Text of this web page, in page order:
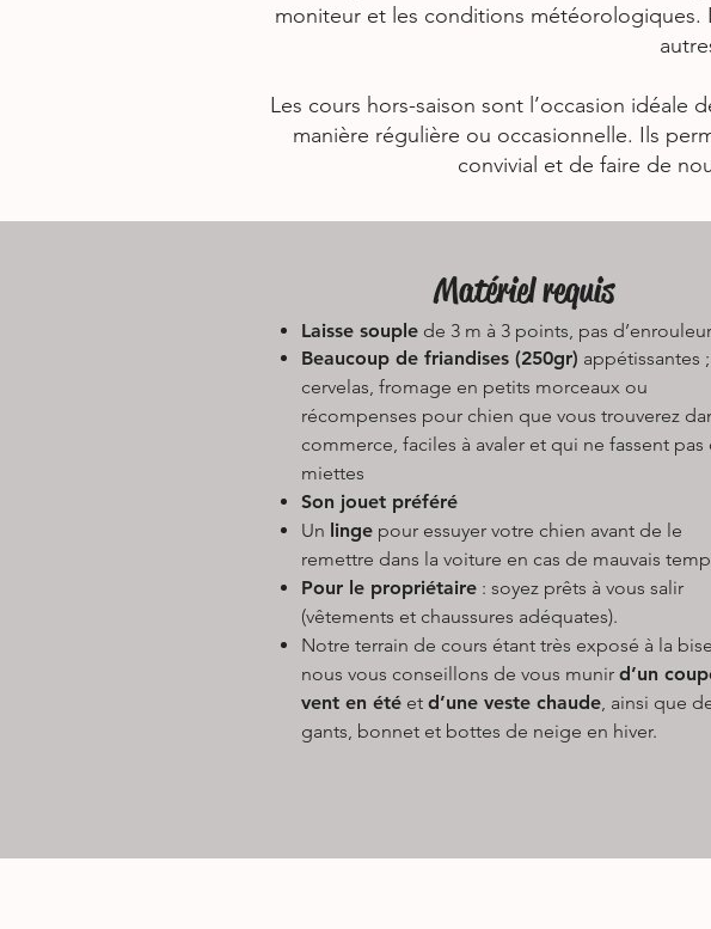
moniteur et les conditions météorologiques.
Les cours hors-saison sont l’occasion
manière régulière ou occasionnelle. Ils
convivial et de faire de
Matériel requis
Laisse souple de 3 m à 3 points, pas d’enrouleur​
Beaucoup de friandises (250gr) appétissantes ;
cervelas, fromage en petits morceaux ou
récompenses pour chien que vous trouverez
commerce, faciles à avaler et qui ne fassent pas
miettes
Son jouet préféré
Un linge pour essuyer votre chien avant de le
remettre dans la voiture en cas de mauvais
Pour le propriétaire : soyez prêts à vous salir
(vêtements et chaussures adéquates).
Notre terrain de cours étant très exposé à la
nous vous conseillons de vous munir d’un
vent en été et d’une veste chaude, ainsi que
gants, bonnet et bottes de neige en hiver.